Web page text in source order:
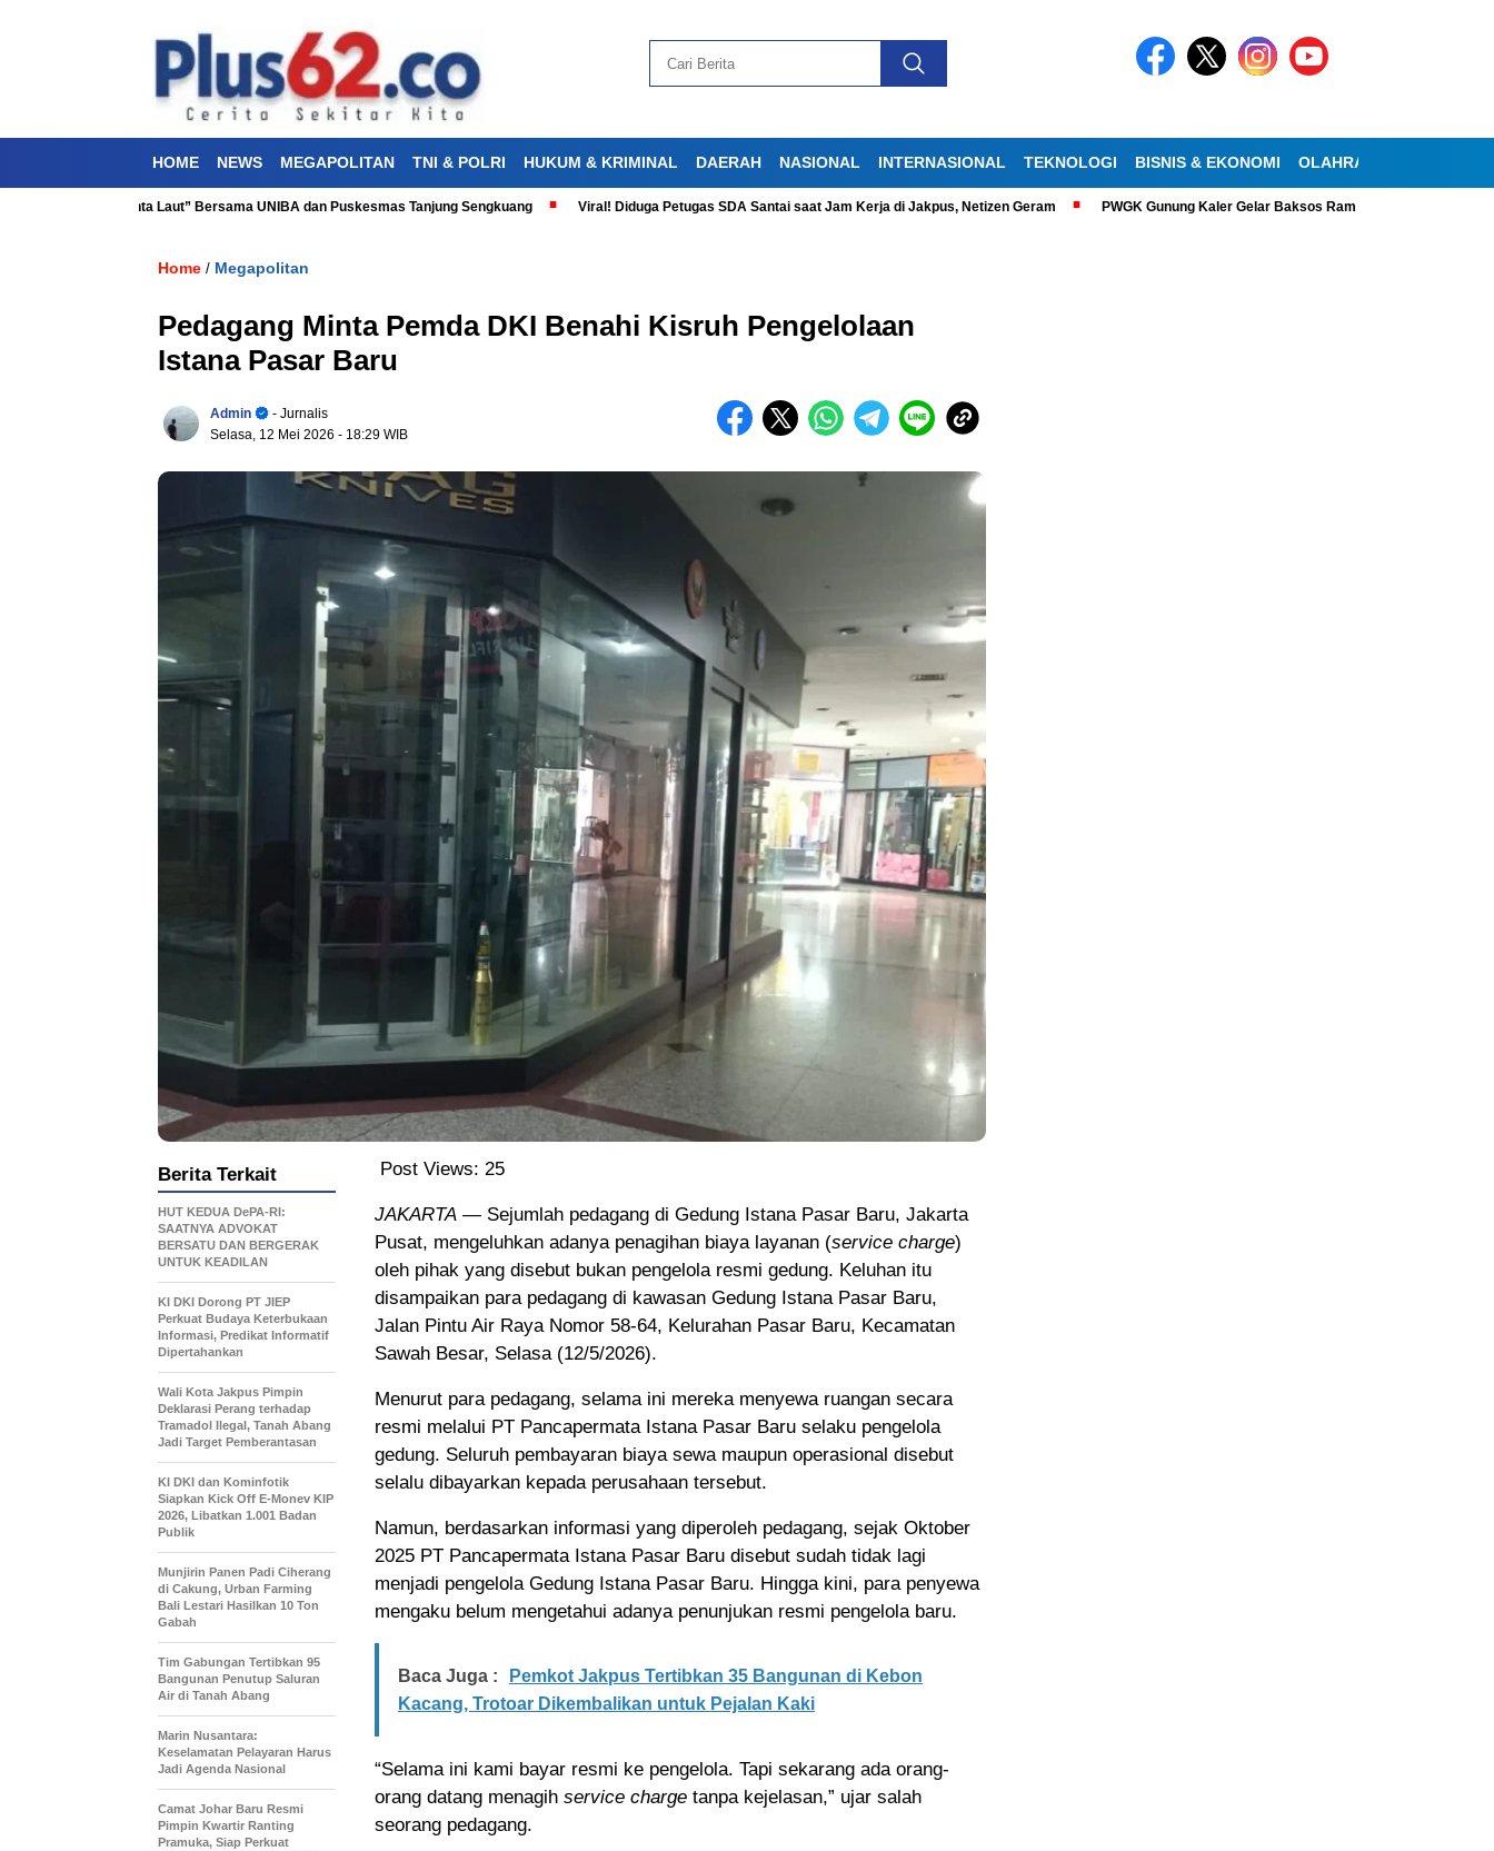
HOME NEWS MEGAPOLITAN TNI & POLRI HUKUM & KRIMINAL DAERAH NASIONAL INTERNASIONAL TEKNOLOGI BISNIS & EKONOMI OLAHRAGA
“Aku Cinta Laut” Bersama UNIBA dan Puskesmas Tanjung Sengkuang Viral! Diduga Petugas SDA Santai saat Jam Kerja di Jakpus, Netizen Geram PWGK Gunung Kaler Gelar Baksos Ramadan, Bantu Lansia Tunanetra
Home / Megapolitan
Pedagang Minta Pemda DKI Benahi Kisruh Pengelolaan
Istana Pasar Baru
Admin
- Jurnalis
Selasa, 12 Mei 2026 - 18:29 WIB
Post Views: 25
JAKARTA — Sejumlah pedagang di Gedung Istana Pasar Baru, Jakarta
Pusat, mengeluhkan adanya penagihan biaya layanan (service charge)
oleh pihak yang disebut bukan pengelola resmi gedung. Keluhan itu
disampaikan para pedagang di kawasan Gedung Istana Pasar Baru,
Jalan Pintu Air Raya Nomor 58-64, Kelurahan Pasar Baru, Kecamatan
Sawah Besar, Selasa (12/5/2026).
Menurut para pedagang, selama ini mereka menyewa ruangan secara
resmi melalui PT Pancapermata Istana Pasar Baru selaku pengelola
gedung. Seluruh pembayaran biaya sewa maupun operasional disebut
selalu dibayarkan kepada perusahaan tersebut.
Namun, berdasarkan informasi yang diperoleh pedagang, sejak Oktober
2025 PT Pancapermata Istana Pasar Baru disebut sudah tidak lagi
menjadi pengelola Gedung Istana Pasar Baru. Hingga kini, para penyewa
mengaku belum mengetahui adanya penunjukan resmi pengelola baru.
Baca Juga :
Pemkot Jakpus Tertibkan 35 Bangunan di Kebon
Kacang, Trotoar Dikembalikan untuk Pejalan Kaki
“Selama ini kami bayar resmi ke pengelola. Tapi sekarang ada orang-
orang datang menagih service charge tanpa kejelasan,” ujar salah
seorang pedagang.
Berita Terkait
HUT KEDUA DePA-RI:
SAATNYA ADVOKAT
BERSATU DAN BERGERAK
UNTUK KEADILAN
KI DKI Dorong PT JIEP
Perkuat Budaya Keterbukaan
Informasi, Predikat Informatif
Dipertahankan
Wali Kota Jakpus Pimpin
Deklarasi Perang terhadap
Tramadol Ilegal, Tanah Abang
Jadi Target Pemberantasan
KI DKI dan Kominfotik
Siapkan Kick Off E-Monev KIP
2026, Libatkan 1.001 Badan
Publik
Munjirin Panen Padi Ciherang
di Cakung, Urban Farming
Bali Lestari Hasilkan 10 Ton
Gabah
Tim Gabungan Tertibkan 95
Bangunan Penutup Saluran
Air di Tanah Abang
Marin Nusantara:
Keselamatan Pelayaran Harus
Jadi Agenda Nasional
Camat Johar Baru Resmi
Pimpin Kwartir Ranting
Pramuka, Siap Perkuat